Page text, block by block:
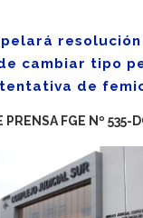
resolución
cambiar tipo
de
PRENSA FGE Nº 535-